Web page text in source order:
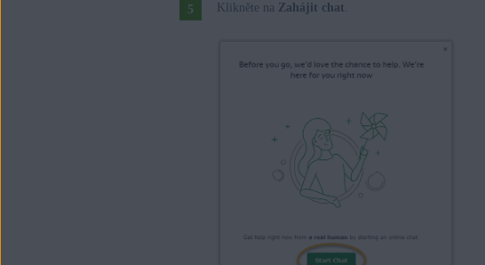
Klikněte na Zahájit chat.